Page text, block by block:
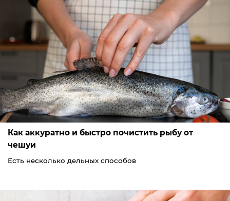
Как аккуратно и быстро почистить рыбу от
чешуи
Есть несколько дельных способов